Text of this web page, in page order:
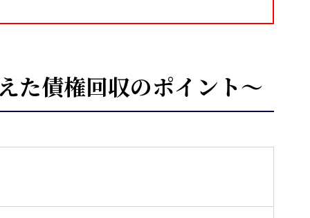
た債権回収のポイント～